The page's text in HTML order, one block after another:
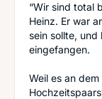
“Wir sind total
Heinz. Er war
sein sollte,
eingefangen.
Weil es an